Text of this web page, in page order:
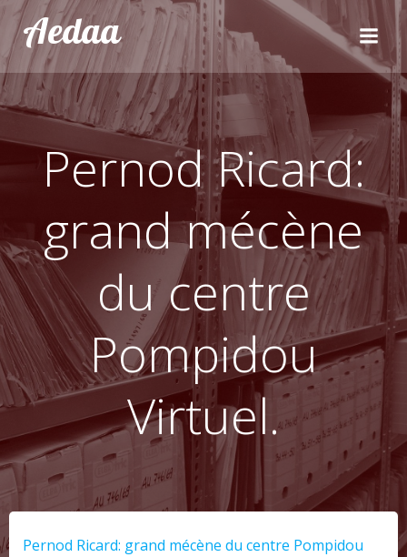
Aller
au
contenu
Aedaa
Pernod Ricard:
grand mécène
du centre
Pompidou
Virtuel.
Pernod Ricard: grand mécène du centre Pompidou